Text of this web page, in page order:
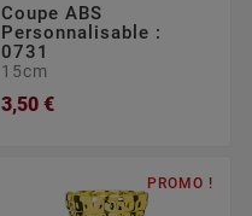
Coupe ABS
Personnalisable :
0731
15cm
3,50 €
PROMO !